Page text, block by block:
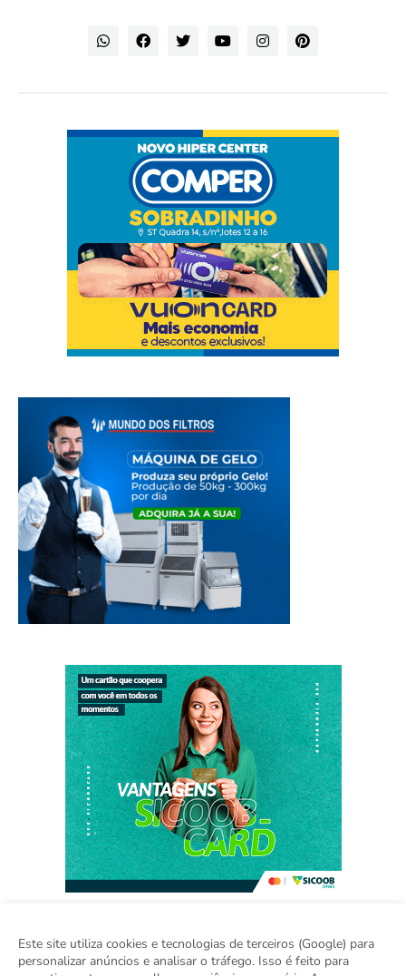
Home Sobre Contato Sugestão de Pauta
Este site utiliza cookies e tecnologias de terceiros (Google) para
personalizar anúncios e analisar o tráfego. Isso é feito para